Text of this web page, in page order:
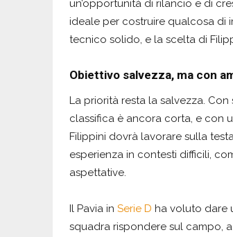
un’opportunità di rilancio e di
ideale per costruire qualcosa di
tecnico solido, e la scelta di
Obiettivo salvezza, ma con
La priorità resta la salvezza.
classifica è ancora corta, e con
Filippini dovrà lavorare sulla
esperienza in contesti difficili,
aspettative.
Il Pavia in Serie D ha voluto dare
squadra rispondere sul campo,